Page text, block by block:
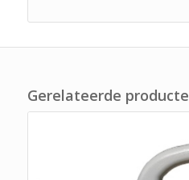
Gerelateerde